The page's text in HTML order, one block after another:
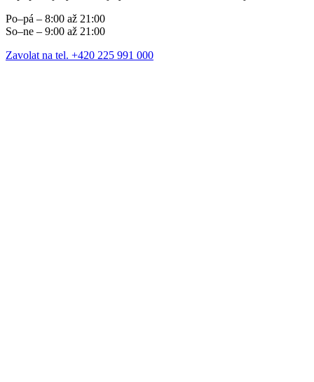
Po–pá – 8:00 až 21:00
So–ne – 9:00 až 21:00
Zavolat na tel. +420 225 991 000